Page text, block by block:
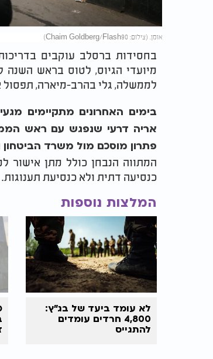
אומן. (צילום: Chaim Goldberg/Flash90)
בחסידות ברסלב עוקבים
מיועדי הגיוס, לטוס בראש
לממשלה, גלי בהרב-מיארה,
בימים האחרונים מתקיימים
אריה דרעי שנפגש עם ראש
פתרון מוסכם מול משרד הביטחון
המתווה הנבחן כולל מתן אישור
כנסיעה דתית ולא כנסיעת תענוגות.
המלצות נוספות
לא עומד ביעד של בג"ץ:
4,800 חרדים עומדים
להתגייס